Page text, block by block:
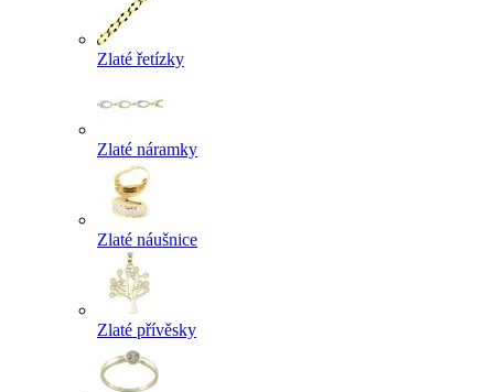
Zlaté řetízky
Zlaté náramky
Zlaté náušnice
Zlaté přívěsky